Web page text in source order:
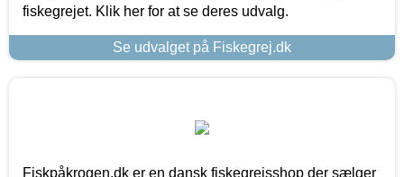
fiskegrejet. Klik her for at se deres udvalg.
Se udvalget på Fiskegrej.dk
Fiskpåkrogen.dk er en dansk fiskegrejsshop der sælger